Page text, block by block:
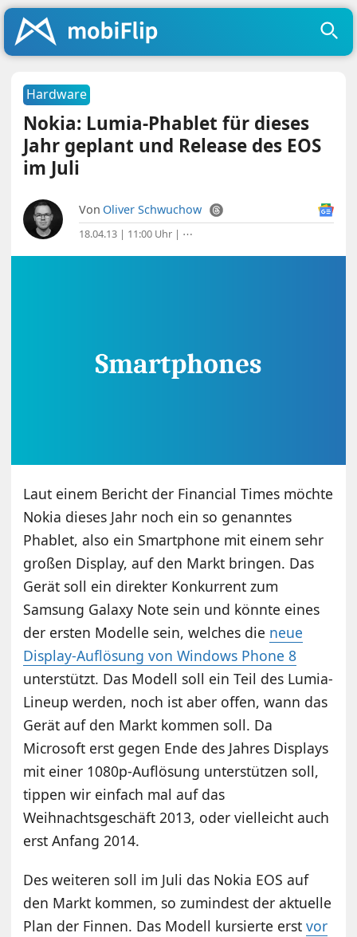
Hardware
Nokia: Lumia-Phablet für dieses
Jahr geplant und Release des EOS
im Juli
Von Oliver Schwuchow
18.04.13 | 11:00 Uhr | ⋯
Laut einem Bericht der Financial Times möchte
Nokia dieses Jahr noch ein so genanntes
Phablet, also ein Smartphone mit einem sehr
großen Display, auf den Markt bringen. Das
Gerät soll ein direkter Konkurrent zum
Samsung Galaxy Note sein und könnte eines
der ersten Modelle sein, welches die neue
Display-Auflösung von Windows Phone 8
unterstützt. Das Modell soll ein Teil des Lumia-
Lineup werden, noch ist aber offen, wann das
Gerät auf den Markt kommen soll. Da
Microsoft erst gegen Ende des Jahres Displays
mit einer 1080p-Auflösung unterstützen soll,
tippen wir einfach mal auf das
Weihnachtsgeschäft 2013, oder vielleicht auch
erst Anfang 2014.
Des weiteren soll im Juli das Nokia EOS auf
den Markt kommen, so zumindest der aktuelle
Plan der Finnen. Das Modell kursierte erstvor